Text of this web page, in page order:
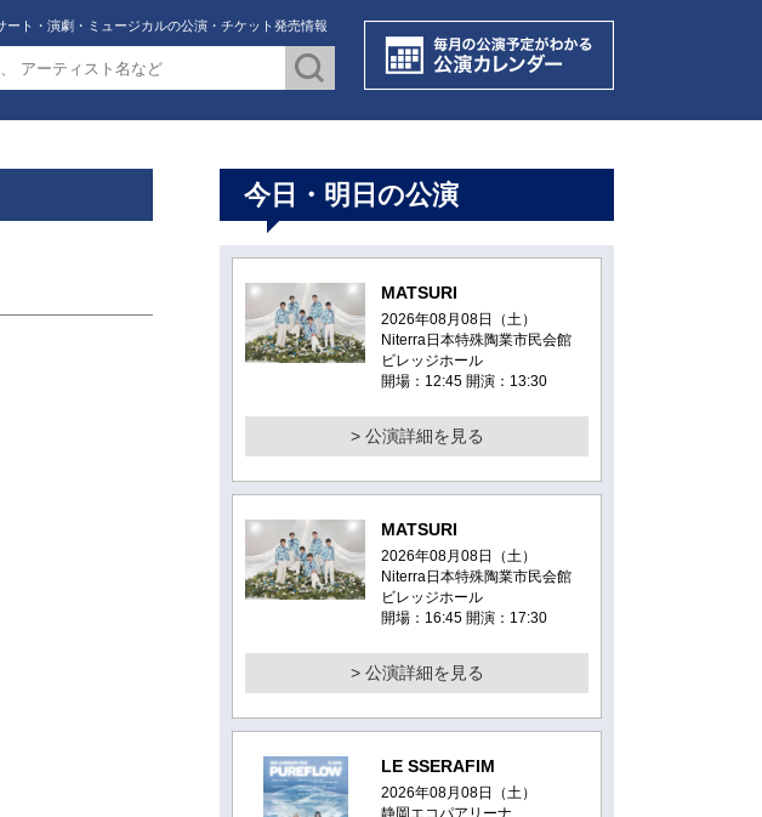
ト・演劇・ミュージカルの公演・チケット発売情報
今日・明日の公演
MATSURI
2026年08月08日（土）
Niterra日本特殊陶業市民会館
ビレッジホール
開場：12:45 開演：13:30
> 公演詳細を見る
MATSURI
2026年08月08日（土）
Niterra日本特殊陶業市民会館
ビレッジホール
開場：16:45 開演：17:30
> 公演詳細を見る
LE SSERAFIM
2026年08月08日（土）
静岡エコパアリーナ